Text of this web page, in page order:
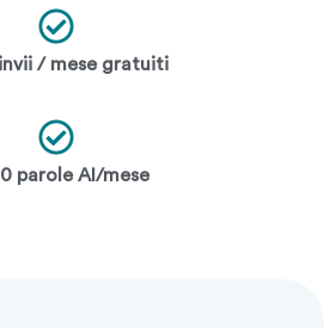
/ mese gratuiti
parole AI/mese